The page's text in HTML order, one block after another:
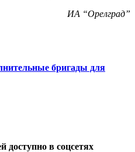
ИА “Орелград”
бригады для
доступно в соцсетях